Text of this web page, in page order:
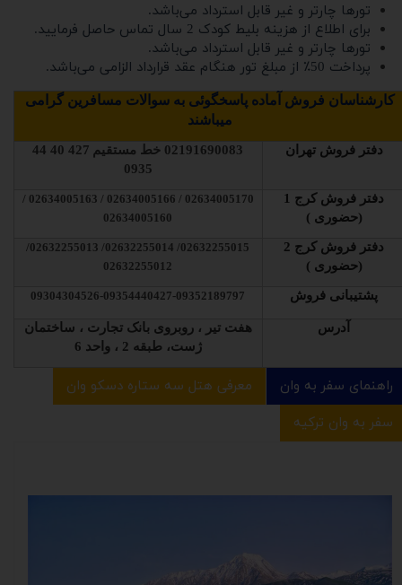
تورها چارتر و غیر قابل استرداد می‌باشد.
برای اطلاع از هزینه بلیط کودک 2 سال تماس حاصل فرمایید.
تورها چارتر و غیر قابل استرداد می‌باشد.
پرداخت 50٪ از مبلغ تور هنگام عقد قرارداد الزامی می‌باشد.
کارشناسان فروش آماده پاسخگوئی به سوالات مسافرین گرامی
میباشند
دفتر فروش تهران 02191690083 خط مستقیم
427 40 44
0935
دفتر فروش کرج 1
(حضوری )
02634005170 / 02634005166 / 02634005163 /
02634005160
دفتر فروش کرج 2
(حضوری )
02632255015/ 02632255014/ 02632255013/
02632255012
پشتیبانی فروش 09304304526-09354440427-09352189797
آدرس
هفت تیر ، روبروی بانک تجارت ، ساختمان
ژست، طبقه 2 ، واحد 6
راهنمای سفر به وان
معرفی هتل سه ستاره دسکو وان
سفر به وان ترکیه